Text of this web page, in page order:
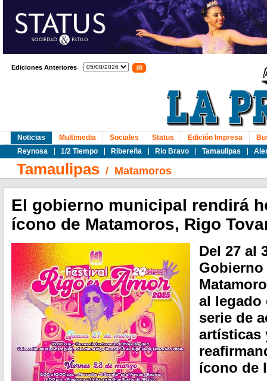
Ediciones Anteriores
Noticias
Reynosa
1/2 Tiempo Ribereña Rio Bravo Tamaulipas
Multimedia Sociales Status Edición Impresa
Tamaulipas / Matamoros
El gobierno municipal rendirá
ícono de Matamoros, Rigo
Del 27 al
al legado
serie de
artísticas
ícono de